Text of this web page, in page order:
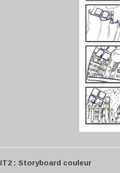
IT2 : Storyboard couleur